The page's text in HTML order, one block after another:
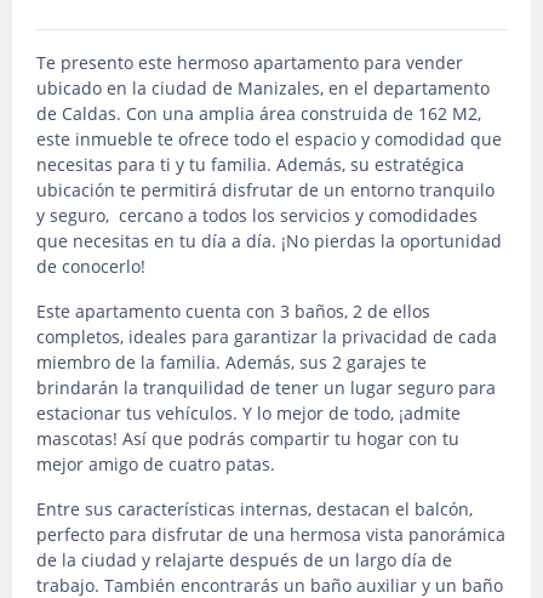
Te presento este hermoso apartamento para vender
ubicado en la ciudad de Manizales, en el departamento
de Caldas. Con una amplia área construida de 162 M2,
este inmueble te ofrece todo el espacio y comodidad que
necesitas para ti y tu familia. Además, su estratégica
ubicación te permitirá disfrutar de un entorno tranquilo
y seguro, cercano a todos los servicios y comodidades
que necesitas en tu día a día. ¡No pierdas la oportunidad
de conocerlo!
Este apartamento cuenta con 3 baños, 2 de ellos
completos, ideales para garantizar la privacidad de cada
miembro de la familia. Además, sus 2 garajes te
brindarán la tranquilidad de tener un lugar seguro para
estacionar tus vehículos. Y lo mejor de todo, ¡admite
mascotas! Así que podrás compartir tu hogar con tu
mejor amigo de cuatro patas.
Entre sus características internas, destacan el balcón,
perfecto para disfrutar de una hermosa vista panorámica
de la ciudad y relajarte después de un largo día de
trabajo. También encontrarás un baño auxiliar y un baño